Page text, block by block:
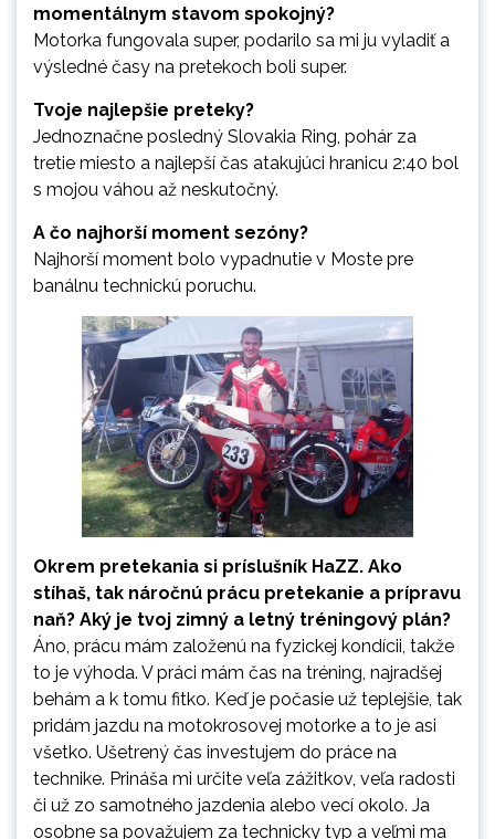
momentálnym stavom spokojný?
Motorka fungovala super, podarilo sa mi ju vyladiť a
výsledné časy na pretekoch boli super.
Tvoje najlepšie preteky?
Jednoznačne posledný Slovakia Ring, pohár za
tretie miesto a najlepší čas atakujúci hranicu 2:40 bol
s mojou váhou až neskutočný.
A čo najhorší moment sezóny?
Najhorší moment bolo vypadnutie v Moste pre
banálnu technickú poruchu.
Okrem pretekania si príslušník HaZZ. Ako
stíhaš, tak náročnú prácu pretekanie a prípravu
naň? Aký je tvoj zimný a letný tréningový plán?
Áno, prácu mám založenú na fyzickej kondícii, takže
to je výhoda. V práci mám čas na tréning, najradšej
behám a k tomu fitko. Keď je počasie už teplejšie, tak
pridám jazdu na motokrosovej motorke a to je asi
všetko. Ušetrený čas investujem do práce na
technike. Prináša mi určite veľa zážitkov, veľa radosti
či už zo samotného jazdenia alebo vecí okolo. Ja
osobne sa považujem za technicky typ a veľmi ma